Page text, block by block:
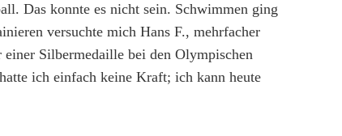
Das konnte es nicht sein. Schwimmen ging
versuchte mich Hans F., mehrfacher
Silbermedaille bei den Olympischen
ich einfach keine Kraft; ich kann heute